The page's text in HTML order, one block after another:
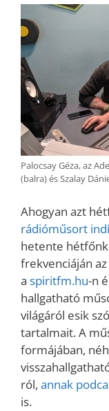
Palocsay Géza, az
(balra) és Szalay
Ahogyan azt
rádióműsort
hetente
frekvenciáján az
a spiritfm.hu-n
hallgatható
világáról esik
tartalmait. A
formájában,
ról, annak
is.